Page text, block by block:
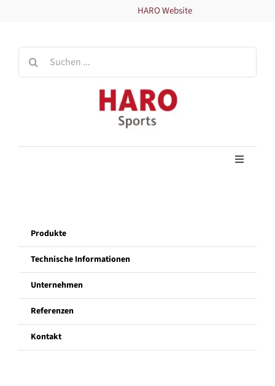
HARO Website
nach:
Toggle
Produkte
Technische Informationen
Unternehmen
Referenzen
Produkte
Technische Informationen
Unternehmen
Referenzen
Kontakt